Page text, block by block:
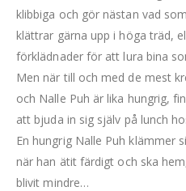
klibbiga och gör nästan vad
klättrar gärna upp i höga träd,
förklädnader för att lura bina
Men när till och med de mest
och Nalle Puh är lika hungrig,
att bjuda in sig själv på lunch
En hungrig Nalle Puh klämmer
när han ätit färdigt och ska
blivit mindre…